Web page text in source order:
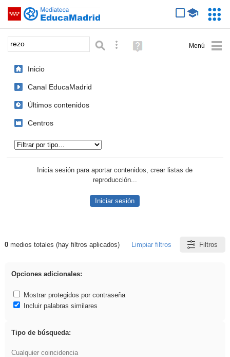
Saltar navegación
Palabra o frase: Búsqueda avanzada
Ayuda
(en
Inicio
Canal EducaMadrid
Últimos contenidos
Centros
Inicia sesión para aportar contenidos, crear listas de
reproducción...
Iniciar sesión
Resultados de: rezo
0medios totales (hay filtros aplicados) Limpiar filtros Filtros
Opciones adicionales:
Mostrar protegidos por contraseña
Incluir palabras similares
Tipo de búsqueda:
Cualquier coincidencia